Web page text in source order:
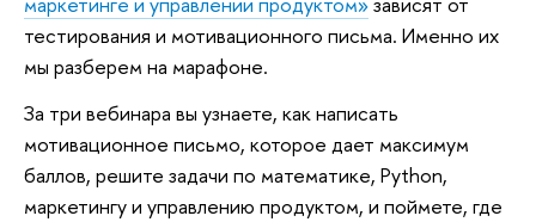
тестирования и мотивационного письма. Именно их
мы разберем на марафоне.
За три вебинара вы узнаете, как написать
мотивационное письмо, которое дает максимум
аллов, решите задачи по математике, Python,
маркетингу и управлению продуктом, и поймете, где